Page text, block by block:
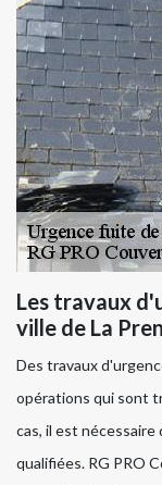
Les travaux
ville de La
Des travaux
opérations qui sont
cas, il est
qualifiées. RG PRO